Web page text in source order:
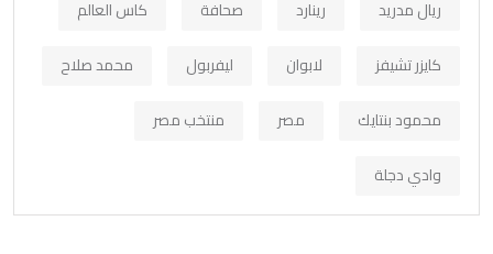
ريال مدريد
رينارد صحافة
كاس العالم
كايزر تشيفز
لابوان ليفربول
محمد صلاح
محمود بنتايك
مصر
منتخب مصر
وادي دجلة